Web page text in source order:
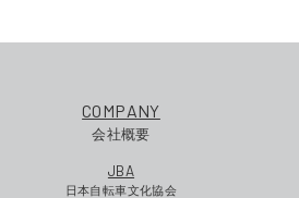
COMPANY
会社概要
JBA
日本自転車文化協会